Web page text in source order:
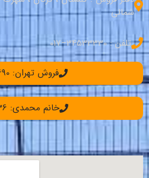
شمالی
تلفن : 34533330–017
فروش تهران: 09124890690
خانم محمدی: 09116690036